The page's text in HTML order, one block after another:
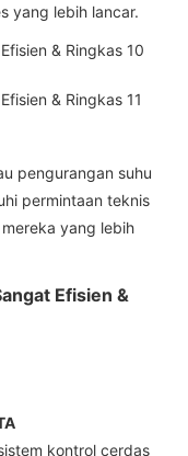
yang lebih lancar.
pengurangan suhu
permintaan teknis
yang lebih
kontrol cerdas